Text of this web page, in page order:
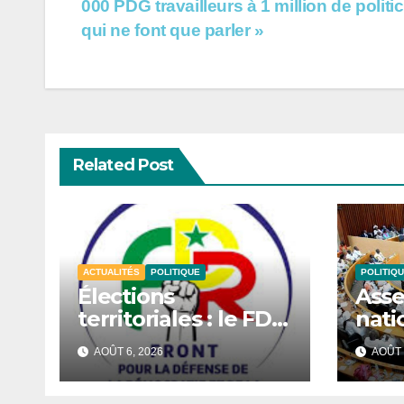
de
000 PDG travailleurs à 1 million de
qui ne font que parler »
Related Post
ACTUALITÉS POLITIQUE
Élections
territoriales : le FDR
réclame un
calendrier électoral
et redoute un
AOÛT 6, 2026 AOÛT